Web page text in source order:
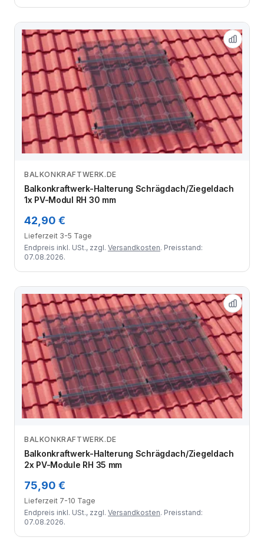
BALKONKRAFTWERK.DE
Balkonkraftwerk-Halterung Schrägdach/Ziegeldach
1x PV-Modul RH 30 mm
42,90 €
Lieferzeit 3-5 Tage
Endpreis inkl. USt., zzgl. Versandkosten. Preisstand:
07.08.2026.
Zum Angebot
BALKONKRAFTWERK.DE
Balkonkraftwerk-Halterung Schrägdach/Ziegeldach
2x PV-Module RH 35 mm
75,90 €
Lieferzeit 7-10 Tage
Endpreis inkl. USt., zzgl. Versandkosten. Preisstand:
07.08.2026.